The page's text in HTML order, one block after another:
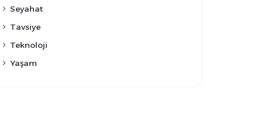
Seyahat
Tavsiye
Teknoloji
Yaşam